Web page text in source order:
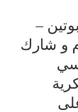
–
و شارك